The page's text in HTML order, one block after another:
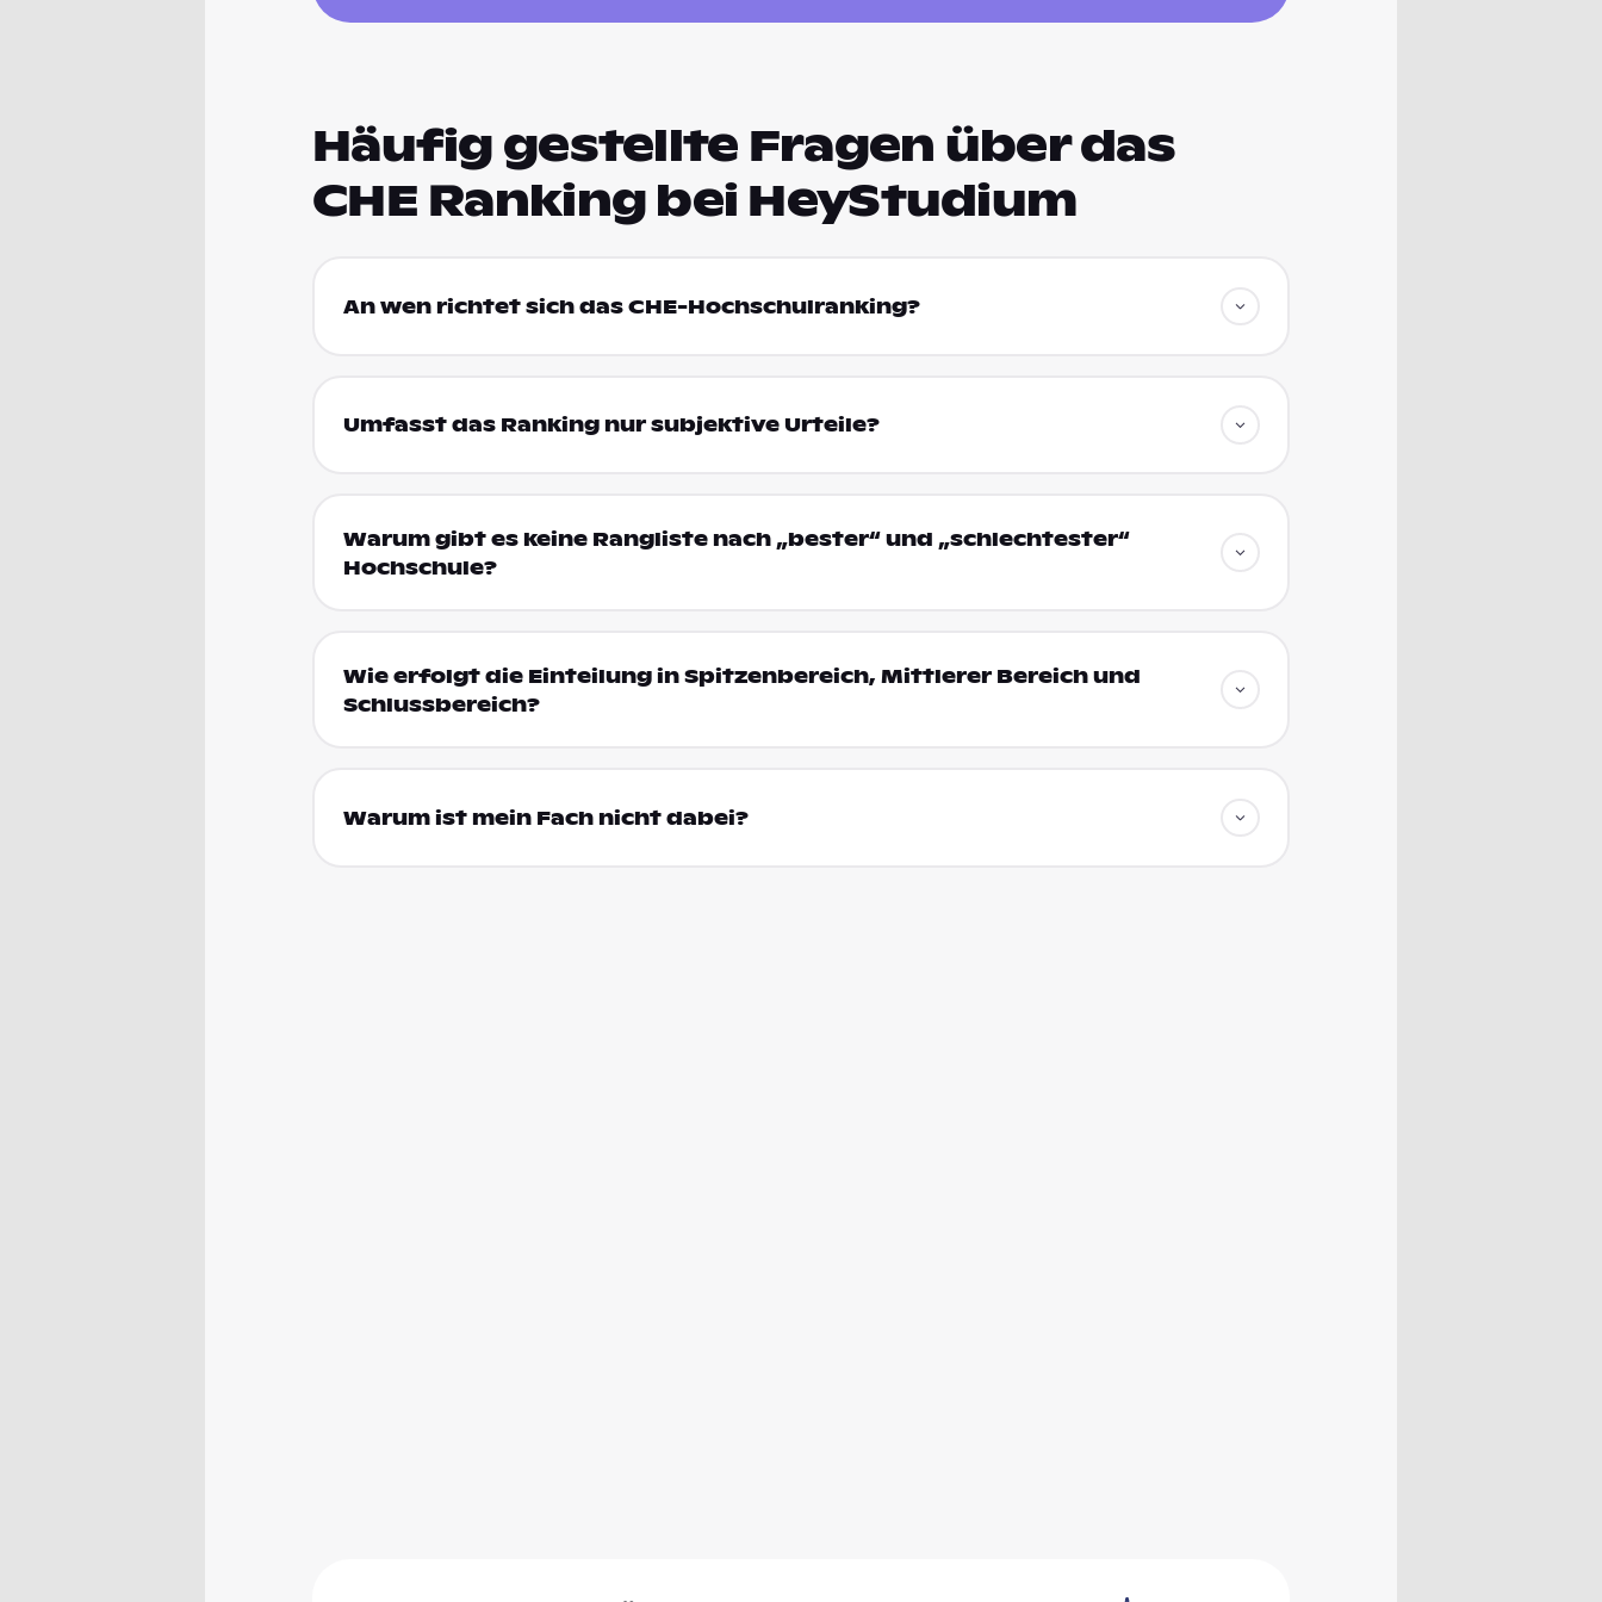
Häufig gestellte Fragen über das
CHE Ranking bei HeyStudium
An wen richtet sich das CHE-Hochschulranking?
Umfasst das Ranking nur subjektive Urteile?
Warum gibt es keine Rangliste nach „bester“ und „schlechtester“
Hochschule?
Wie erfolgt die Einteilung in Spitzenbereich, Mittlerer Bereich und
Schlussbereich?
Warum ist mein Fach nicht dabei?